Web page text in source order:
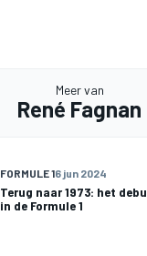
Meer van
René Fagnan
FORMULE 16 jun 2024
Terug naar 1973: het
in de Formule 1